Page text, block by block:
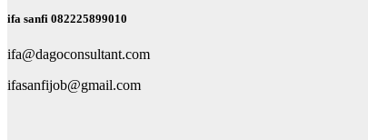
ifa sanfi 082225899010
ifa@dagoconsultant.com
ifasanfijob@gmail.com